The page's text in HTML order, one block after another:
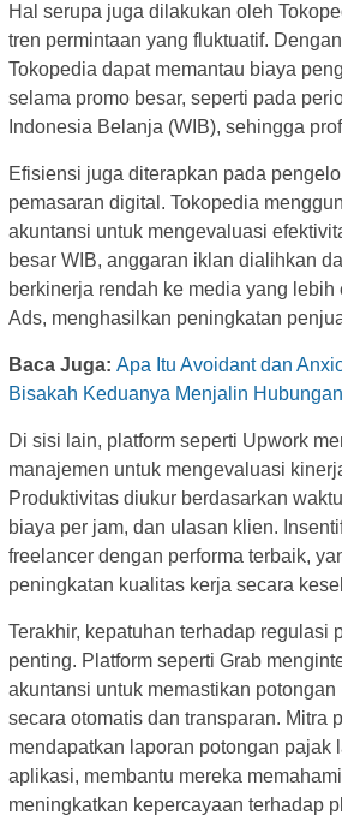
Hal serupa juga dilakukan oleh
tren permintaan yang fluktuatif.
Tokopedia dapat memantau biaya
selama promo besar, seperti pada
Indonesia Belanja (WIB), sehingga
Efisiensi juga diterapkan pada
pemasaran digital. Tokopedia
akuntansi untuk mengevaluasi
besar WIB, anggaran iklan dialihkan
berkinerja rendah ke media yang lebih
Ads, menghasilkan peningkatan
Baca Juga: Apa Itu Avoidant dan
Bisakah Keduanya Menjalin
Di sisi lain, platform seperti Upwork
manajemen untuk mengevaluasi
Produktivitas diukur berdasarkan
biaya per jam, dan ulasan klien.
freelancer dengan performa terbaik,
peningkatan kualitas kerja secara
Terakhir, kepatuhan terhadap regulasi
penting. Platform seperti Grab
akuntansi untuk memastikan
secara otomatis dan transparan. Mitra
mendapatkan laporan potongan pajak
aplikasi, membantu mereka
meningkatkan kepercayaan terhadap